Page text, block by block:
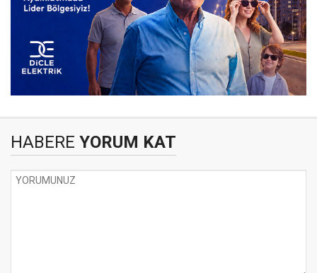
HABERE YORUM KAT